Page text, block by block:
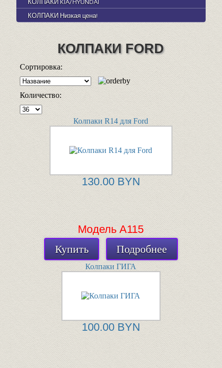
КОЛПАКИ KIA/HYUNDAI
КОЛПАКИ Низкая цена!
КОЛПАКИ FORD
Сортировка:
Количество:
Колпаки R14 для Ford
130.00 BYN
Модель А115
Купить
Подробнее
Колпаки ГИГА
100.00 BYN